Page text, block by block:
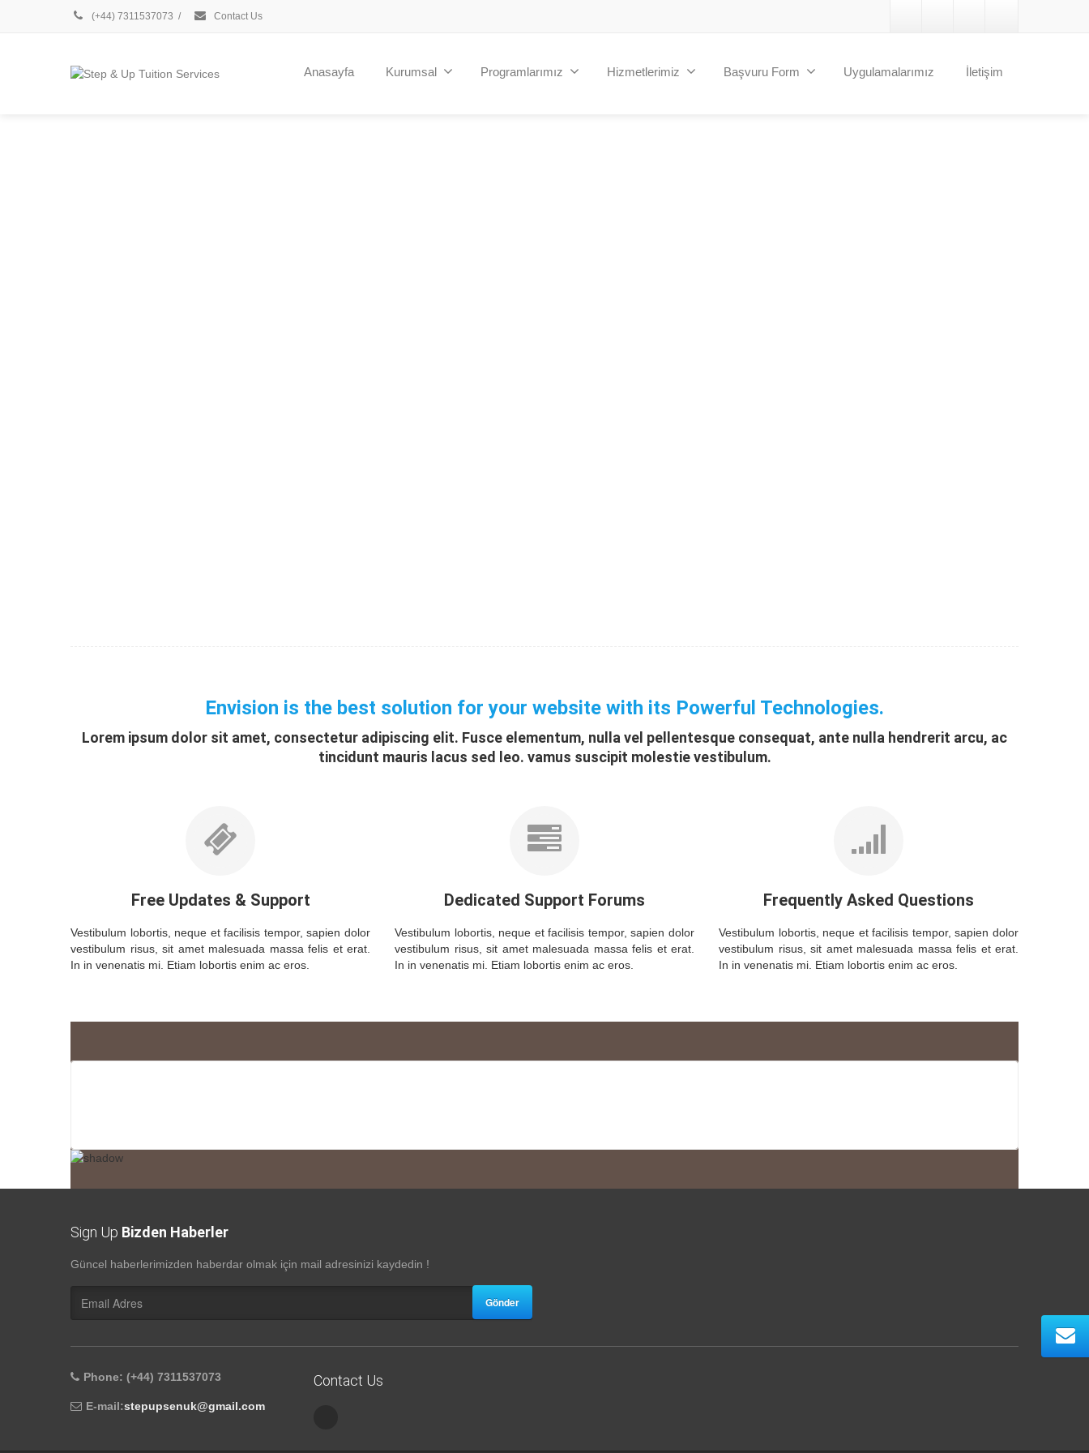
(+44) 7311537073 / Contact Us
Anasayfa Kurumsal Programlarımız Hizmetlerimiz Başvuru Form Uygulamalarımız İletişim
Envision is the best solution for your website with its Powerful Technologies.
Lorem ipsum dolor sit amet, consectetur adipiscing elit. Fusce elementum, nulla vel pellentesque consequat, ante nulla hendrerit arcu, ac
tincidunt mauris lacus sed leo. vamus suscipit molestie vestibulum.
Free Updates & Support
Vestibulum lobortis, neque et facilisis tempor, sapien dolor
vestibulum risus, sit amet malesuada massa felis et erat.
In in venenatis mi. Etiam lobortis enim ac eros.
Dedicated Support Forums
Vestibulum lobortis, neque et facilisis tempor, sapien dolor
vestibulum risus, sit amet malesuada massa felis et erat.
In in venenatis mi. Etiam lobortis enim ac eros.
Frequently Asked Questions
Vestibulum lobortis, neque et facilisis tempor, sapien dolor
vestibulum risus, sit amet malesuada massa felis et erat.
In in venenatis mi. Etiam lobortis enim ac eros.
Sign Up Bizden Haberler
Güncel haberlerimizden haberdar olmak için mail adresinizi kaydedin !
Gönder
Phone: (+44) 7311537073
E-mail:stepupsenuk@gmail.com
Contact Us